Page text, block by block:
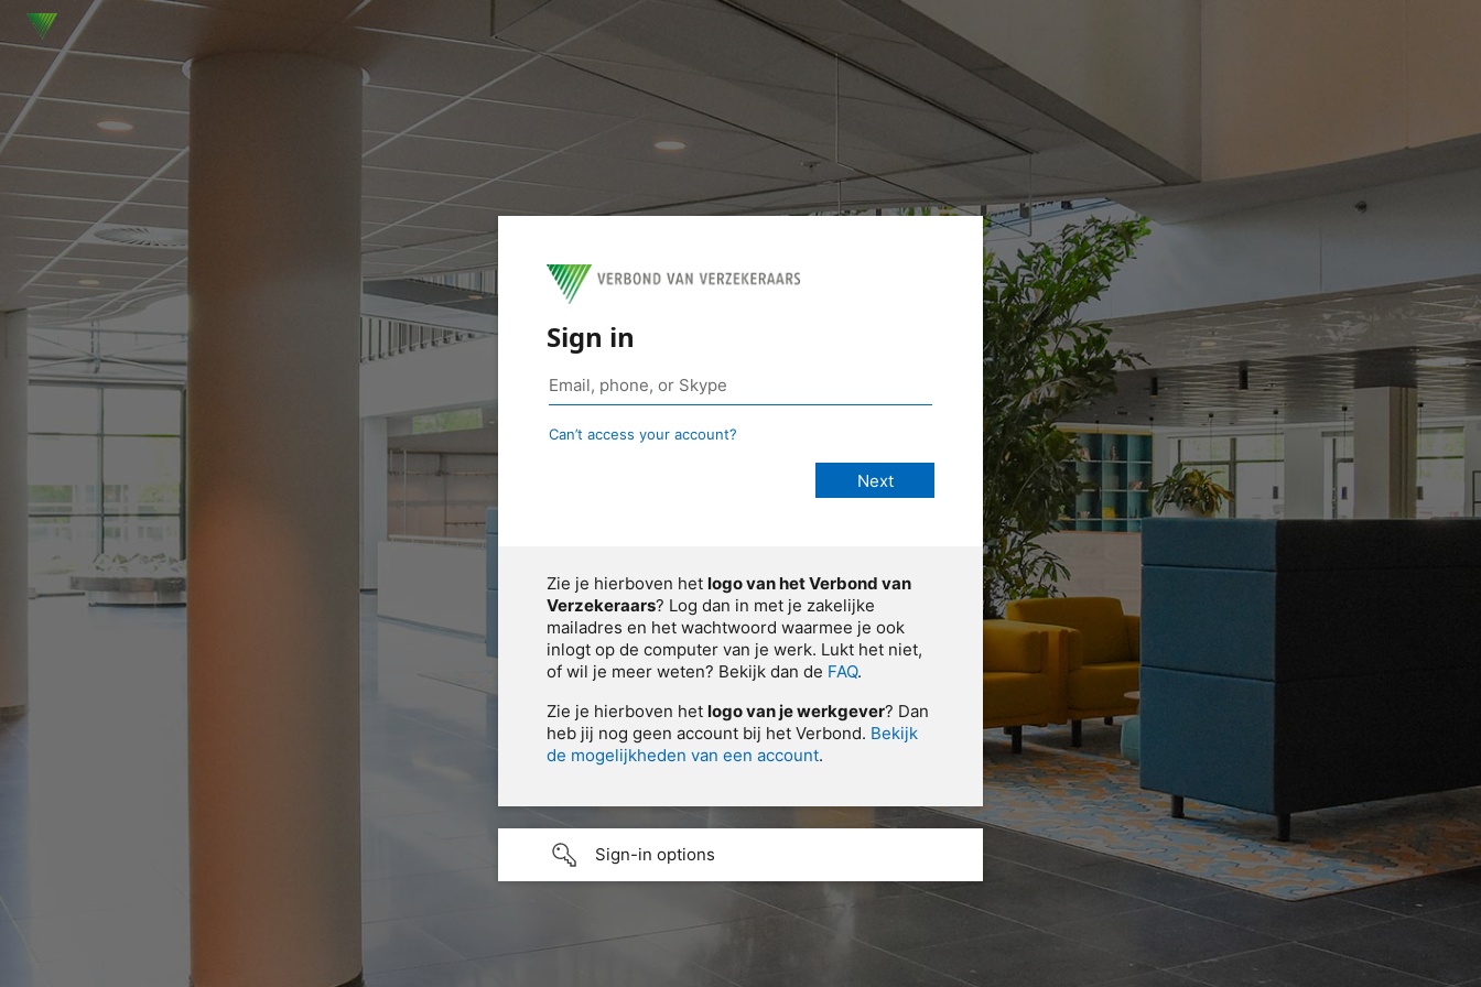
Sign in
Can’t access your account?
Zie je hierboven het logo van het Verbond van
Verzekeraars? Log dan in met je zakelijke
mailadres en het wachtwoord waarmee je ook
inlogt op de computer van je werk. Lukt het niet,
of wil je meer weten? Bekijk dan de FAQ.
Zie je hierboven het logo van je werkgever? Dan
heb jij nog geen account bij het Verbond. Bekijk
de mogelijkheden van een account.
Sign-in options